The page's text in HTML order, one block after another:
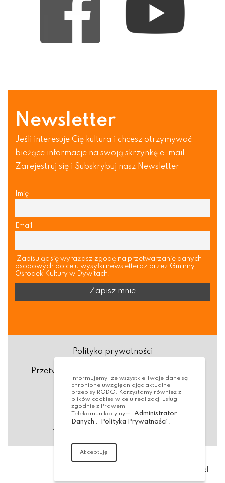
Newsletter
Jeśli interesuje Cię kultura i chcesz otrzymywać
bieżące informacje na swoją skrzynkę e-mail.
Zarejestruj się i Subskrybuj nasz Newsletter
Imię
Email
Zapisując się wyrażasz zgodę na przetwarzanie danych
osobowych do celu wysyłki newsletteraz przez Gminny
Ośrodek Kultury w Dywitach.
Polityka prywatności
Przetwarzanie danych osobowych (RODO)
Deklaracja dostępności
Dostępność Architektoniczna
Standardy ochrony małoletnich
virtualmedia.pl
Informujemy, że wszystkie Twoje dane są
chronione uwzględniając aktualne
przepisy RODO. Korzystamy również z
plików cookies w celu realizacji usług
zgodnie z Prawem
Telekomunikacyjnym. Administrator
Danych , Polityka Prywatności .
Akceptuję